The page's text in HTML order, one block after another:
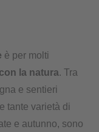
è per molti
la natura. Tra
e sentieri
tante varietà di
e autunno, sono